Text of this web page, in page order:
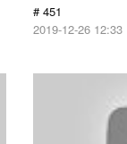
# 451
2019-12-26 12:33